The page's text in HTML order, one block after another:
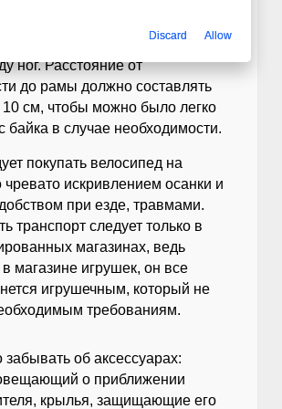
велосипедом, чтобы он оказался
ног. Расстояние от
до рамы должно составлять
см, чтобы можно было легко
байка в случае необходимости.
покупать велосипед на
чревато искривлением осанки и
при езде, травмами.
транспорт следует только в
магазинах, ведь
магазине игрушек, он все
игрушечным, который не
требованиям.
забывать об аксессуарах:
о приближении
крылья, защищающие его
Discard Allow